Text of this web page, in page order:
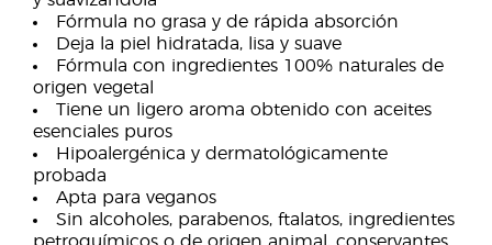
Fórmula no grasa y de rápida absorción
Deja la piel hidratada, lisa y suave
Fórmula con ingredientes 100% naturales de
origen vegetal
Tiene un ligero aroma obtenido con aceites
esenciales puros
Hipoalergénica y dermatológicamente
probada
Apta para veganos
Sin alcoholes, parabenos, ftalatos, ingredientes